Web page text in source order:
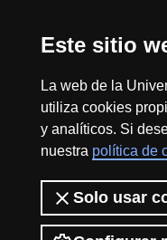
Este sitio
La web de la
utiliza cookies
y analíticos. Si
nuestra política de
Solo usar